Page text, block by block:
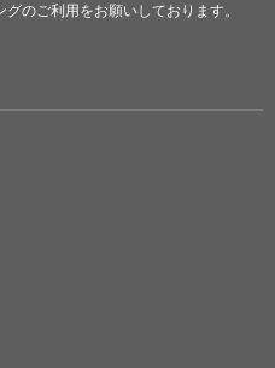
のご利用をお願いしております。